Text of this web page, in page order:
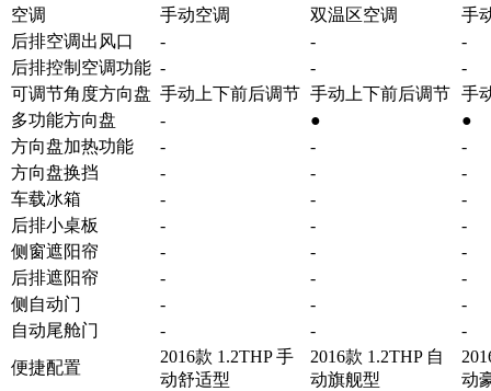
空调
手动空调 双温区空调
手
后排空调出风口
- -
-
后排控制空调功能 - -
-
可调节角度方向盘 手动上下前后调节 手动上下前后调节 手
多功能方向盘
- ●
●
方向盘加热功能
- -
-
方向盘换挡
- -
-
车载冰箱
- -
-
后排小桌板
- -
-
侧窗遮阳帘
- -
-
后排遮阳帘
- -
-
侧自动门
- -
-
自动尾舱门
- -
-
便捷配置
2016款 1.2THP 手
动舒适型
2016款 1.2THP 自
动旗舰型
动